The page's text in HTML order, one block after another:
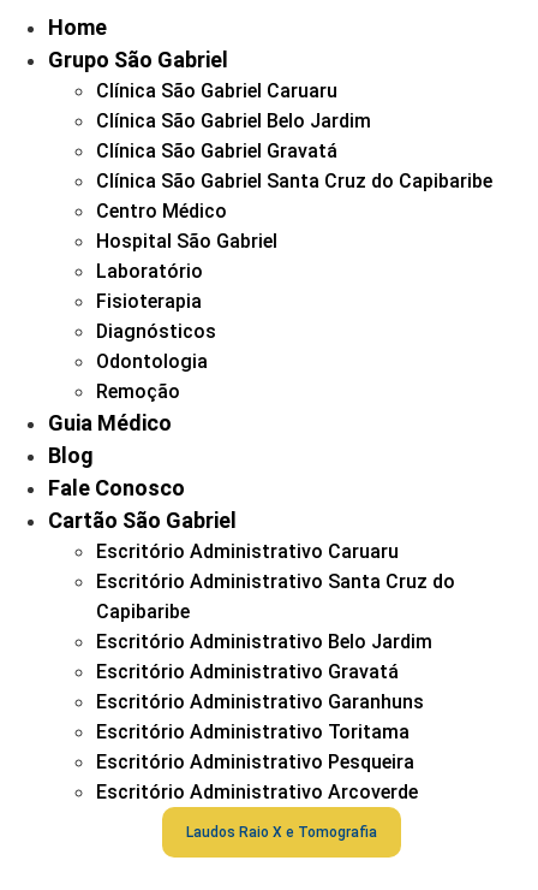
Home
Grupo São Gabriel
Clínica São Gabriel Caruaru
Clínica São Gabriel Belo Jardim
Clínica São Gabriel Gravatá
Clínica São Gabriel Santa Cruz do Capibaribe
Centro Médico
Hospital São Gabriel
Laboratório
Fisioterapia
Diagnósticos
Odontologia
Remoção
Guia Médico
Blog
Fale Conosco
Cartão São Gabriel
Escritório Administrativo Caruaru
Escritório Administrativo Santa Cruz do
Capibaribe
Escritório Administrativo Belo Jardim
Escritório Administrativo Gravatá
Escritório Administrativo Garanhuns
Escritório Administrativo Toritama
Escritório Administrativo Pesqueira
Escritório Administrativo Arcoverde
Laudos Raio X e Tomografia